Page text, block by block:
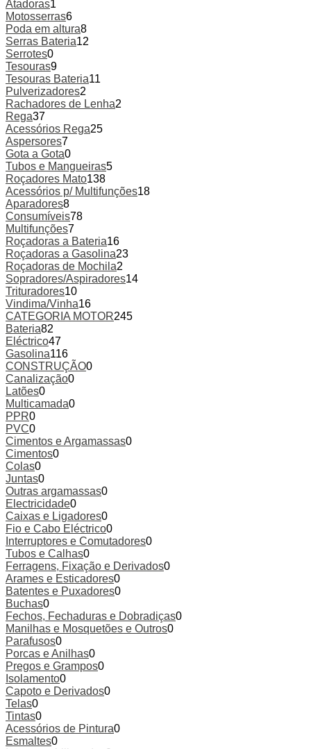
Atadoras1
Motosserras6
Poda em altura8
Serras Bateria12
Serrotes0
Tesouras9
Tesouras Bateria11
Pulverizadores2
Rachadores de Lenha2
Rega37
Acessórios Rega25
Aspersores7
Gota a Gota0
Tubos e Mangueiras5
Roçadores Mato138
Acessórios p/ Multifunções18
Aparadores8
Consumíveis78
Multifunções7
Roçadoras a Bateria16
Roçadoras a Gasolina23
Roçadoras de Mochila2
Sopradores/Aspiradores14
Trituradores10
Vindima/Vinha16
CATEGORIA MOTOR245
Bateria82
Eléctrico47
Gasolina116
CONSTRUÇÃO0
Canalização0
Latões0
Multicamada0
PPR0
PVC0
Cimentos e Argamassas0
Cimentos0
Colas0
Juntas0
Outras argamassas0
Electricidade0
Caixas e Ligadores0
Fio e Cabo Eléctrico0
Interruptores e Comutadores0
Tubos e Calhas0
Ferragens, Fixação e Derivados0
Arames e Esticadores0
Batentes e Puxadores0
Buchas0
Fechos, Fechaduras e Dobradiças0
Manilhas e Mosquetões e Outros0
Parafusos0
Porcas e Anilhas0
Pregos e Grampos0
Isolamento0
Capoto e Derivados0
Telas0
Tintas0
Acessórios de Pintura0
Esmaltes0